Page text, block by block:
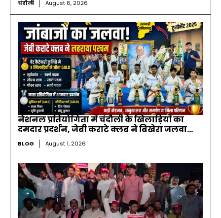
चंदौली August 6, 2026
नेशनल प्रतियोगिता में चंदौली के खिलाड़ियों का
दमदार प्रदर्शन, जेबी कराटे क्लब ने बिखेरा जलवा…
BLOG August 1, 2026